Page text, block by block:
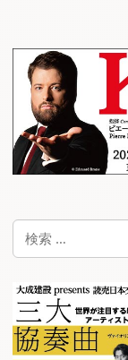
ゲ
ー
ョ
ン
検